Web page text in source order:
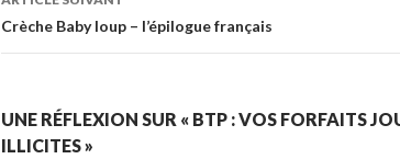
Crèche Baby loup – l’épilogue français
UNE RÉFLEXION SUR « BTP : VOS FORFAITS
ILLICITES »